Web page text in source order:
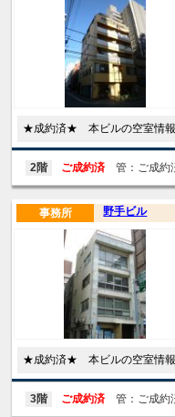
★成約済★ 本ビルの空室情報
2階 ご成約済 管：ご成約
野手ビル
事務所
★成約済★ 本ビルの空室情報
3階 ご成約済 管：ご成約